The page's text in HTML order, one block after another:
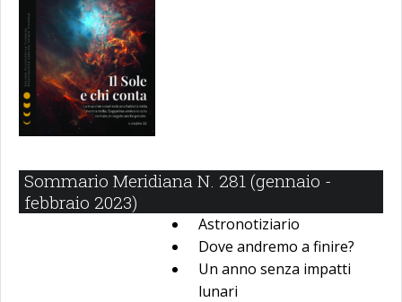
Sommario Meridiana N. 281 (gennaio -
febbraio 2023)
Astronotiziario
Dove andremo a finire?
Un anno senza impatti
lunari